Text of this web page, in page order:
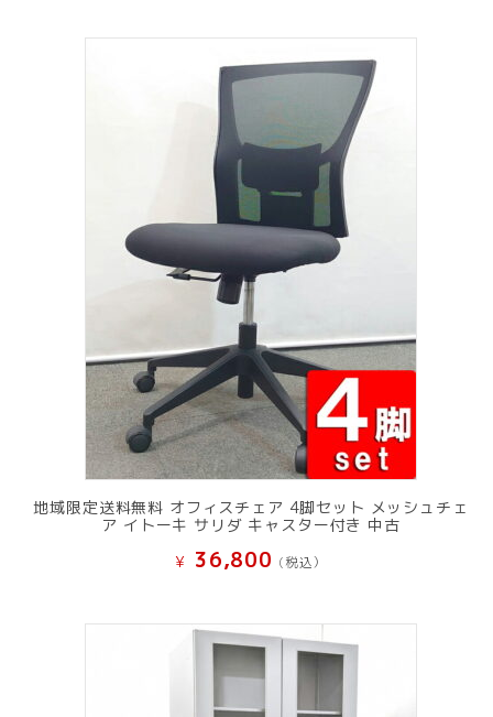
地域限定送料無料 オフィスチェア 4脚セット メッシュチェ
ア イトーキ サリダ キャスター付き 中古
¥ 36,800 (税込）